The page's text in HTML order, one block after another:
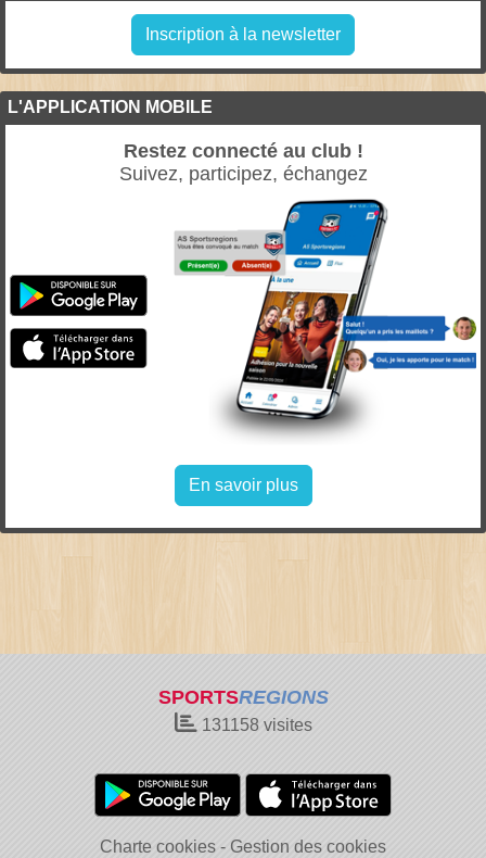
Inscription à la newsletter
L'APPLICATION MOBILE
Restez connecté au club !
Suivez, participez, échangez
En savoir plus
SPORTSREGIONS
131158 visites
Charte cookies Gestion des cookies